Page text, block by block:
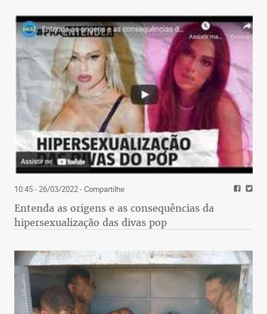
10:45 - 26/03/2022- Compartilhe
Entenda as origens e as consequências da
hipersexualização das divas pop